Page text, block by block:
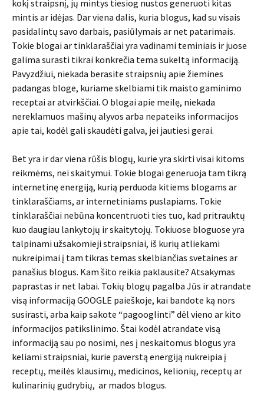
kokį straipsnį, jų mintys tiesiog nustos generuoti kitas
mintis ar idėjas. Dar viena dalis, kuria blogus, kad su visais
pasidalintų savo darbais, pasiūlymais ar net patarimais.
Tokie blogai ar tinklaraščiai yra vadinami teminiais ir juose
galima surasti tikrai konkrečia tema sukeltą informaciją.
Pavyzdžiui, niekada berasite straipsnių apie žiemines
padangas bloge, kuriame skelbiami tik maisto gaminimo
receptai ar atvirkščiai. O blogai apie meilę, niekada
nereklamuos mašinų alyvos arba nepateiks informacijos
apie tai, kodėl gali skaudėti galva, jei jautiesi gerai.
Bet yra ir dar viena rūšis blogų, kurie yra skirti visai kitoms
reikmėms, nei skaitymui. Tokie blogai generuoja tam tikrą
internetinę energiją, kurią perduoda kitiems blogams ar
tinklaraščiams, ar internetiniams puslapiams. Tokie
tinklaraščiai nebūna koncentruoti ties tuo, kad pritrauktų
kuo daugiau lankytojų ir skaitytojų. Tokiuose bloguose yra
talpinami užsakomieji straipsniai, iš kurių atliekami
nukreipimai į tam tikras temas skelbiančias svetaines ar
panašius blogus. Kam šito reikia paklausite? Atsakymas
paprastas ir net labai. Tokių blogų pagalba Jūs ir atrandate
visą informaciją GOOGLE paieškoje, kai bandote ką nors
susirasti, arba kaip sakote “pagooglinti” dėl vieno ar kito
informacijos patikslinimo. Štai kodėl atrandate visą
informaciją sau po nosimi, nes į neskaitomus blogus yra
keliami straipsniai, kurie paverstą energiją nukreipia į
receptų, meilės klausimų, medicinos, kelionių, receptų ar
kulinarinių gudrybių, ar mados blogus.